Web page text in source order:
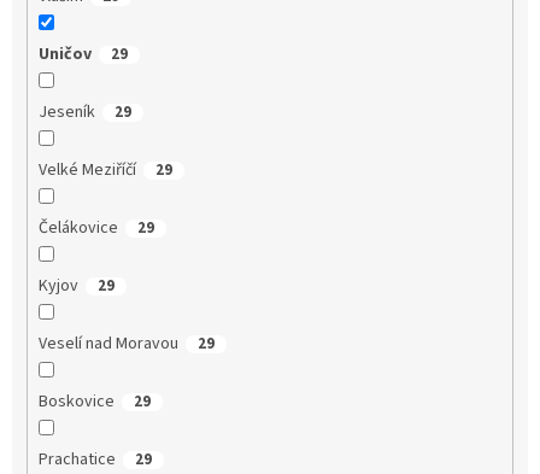
Uničov 29
Jeseník 29
Velké Meziříčí 29
Čelákovice 29
Kyjov 29
Veselí nad Moravou 29
Boskovice 29
Prachatice 29